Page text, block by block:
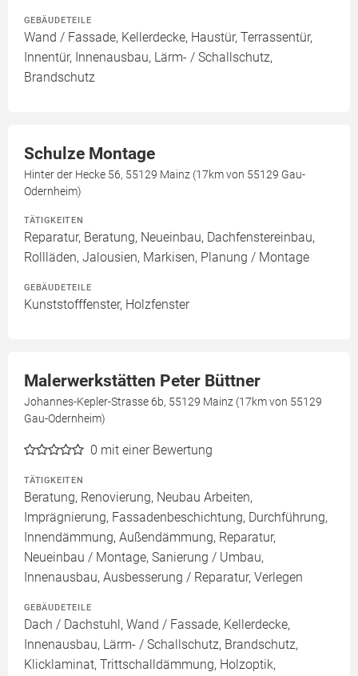
GEBÄUDETEILE
Wand / Fassade, Kellerdecke, Haustür, Terrassentür,
Innentür, Innenausbau, Lärm- / Schallschutz,
Brandschutz
Schulze Montage
Hinter der Hecke 56, 55129 Mainz (17km von 55129 Gau-
Odernheim)
TÄTIGKEITEN
Reparatur, Beratung, Neueinbau, Dachfenstereinbau,
Rollläden, Jalousien, Markisen, Planung / Montage
GEBÄUDETEILE
Kunststofffenster, Holzfenster
Malerwerkstätten Peter Büttner
Johannes-Kepler-Strasse 6b, 55129 Mainz (17km von 55129
Gau-Odernheim)
0 mit einer Bewertung
TÄTIGKEITEN
Beratung, Renovierung, Neubau Arbeiten,
Imprägnierung, Fassadenbeschichtung, Durchführung,
Innendämmung, Außendämmung, Reparatur,
Neueinbau / Montage, Sanierung / Umbau,
Innenausbau, Ausbesserung / Reparatur, Verlegen
GEBÄUDETEILE
Dach / Dachstuhl, Wand / Fassade, Kellerdecke,
Innenausbau, Lärm- / Schallschutz, Brandschutz,
Klicklaminat, Trittschalldämmung, Holzoptik,